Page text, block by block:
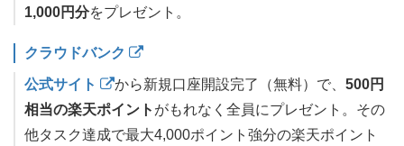
1,000円分をプレゼント。
クラウドバンク
公式サイト から新規口座開設完了（無料）で、 500円
相当の楽天ポイント がもれなく全員にプレゼント。その
他タスク達成で最大4,000ポイント強分の楽天ポイント